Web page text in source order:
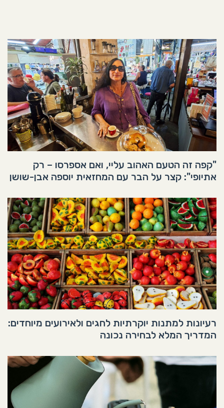
"קפה זה הטעם האהוב עליי, ואם אספרסו – רק
אתיופי": קצר על הבר עם המחזאית יוספה אבן-שושן
רעיונות למתנות יוקרתיות לחגים ולאירועים מיוחדים:
המדריך המלא לבחירה נכונה